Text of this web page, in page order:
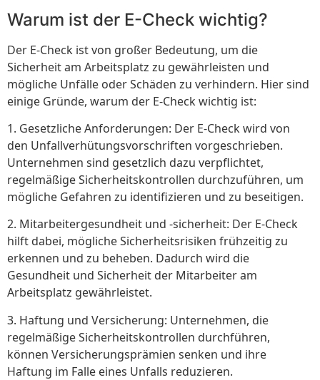
Warum ist der E-Check wichtig?
Der E-Check ist von großer Bedeutung, um die
Sicherheit am Arbeitsplatz zu gewährleisten und
mögliche Unfälle oder Schäden zu verhindern. Hier sind
einige Gründe, warum der E-Check wichtig ist:
1. Gesetzliche Anforderungen: Der E-Check wird von
den Unfallverhütungsvorschriften vorgeschrieben.
Unternehmen sind gesetzlich dazu verpflichtet,
regelmäßige Sicherheitskontrollen durchzuführen, um
mögliche Gefahren zu identifizieren und zu beseitigen.
2. Mitarbeitergesundheit und -sicherheit: Der E-Check
hilft dabei, mögliche Sicherheitsrisiken frühzeitig zu
erkennen und zu beheben. Dadurch wird die
Gesundheit und Sicherheit der Mitarbeiter am
Arbeitsplatz gewährleistet.
3. Haftung und Versicherung: Unternehmen, die
regelmäßige Sicherheitskontrollen durchführen,
können Versicherungsprämien senken und ihre
Haftung im Falle eines Unfalls reduzieren.